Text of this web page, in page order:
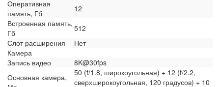
Оперативная
память, Гб
12
Встроенная память,
Гб
512
Слот расширения
Нет
Камера
Запись видео
8K@30fps
Основная камера,
50 (f/1.8, широкоугольная) + 12 (f/2.2,
сверхширокоугольная, 120 градусов) + 10